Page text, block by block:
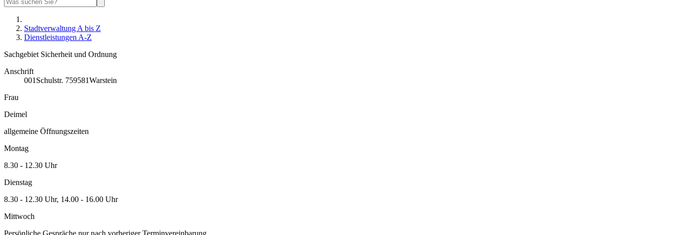
Stadtverwaltung A bis Z
Dienstleistungen A-Z
Sachgebiet Sicherheit und Ordnung
Anschrift
001 Schulstr. 759581Warstein
Frau
Deimel
allgemeine Öffnungszeiten
Montag
8.30 - 12.30 Uhr
Dienstag
8.30 - 12.30 Uhr, 14.00 - 16.00 Uhr
Mittwoch